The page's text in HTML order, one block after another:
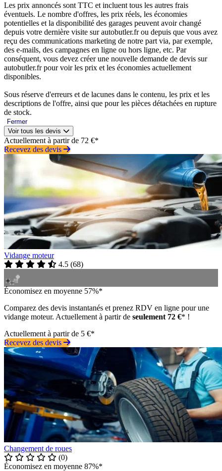
Les prix annoncés sont TTC et incluent tous les autres frais
éventuels. Le nombre d'offres, les prix réels, les économies
potentielles et la disponibilité des garages peuvent avoir changé
depuis votre dernière visite sur autobutler.fr ou depuis que vous avez
reçu des communications marketing de notre part via, par exemple,
des e-mails, des campagnes en ligne ou hors ligne, etc. Par
conséquent, vous devez créer une nouvelle demande de devis sur
autobutler.fr pour voir les prix et les économies actuellement
disponibles.
Sous réserve d'erreurs et de lacunes dans le contenu, les prix et les
descriptions de l'offre, ainsi que pour les pièces détachées en rupture
de stock.
Fermer
Voir tous les devis
Actuellement à partir de 72 €*
Recevez des devis
Vidange moteur
4.5 (68)
Économisez en moyenne 57%*
Comparez des devis instantanés et prenez RDV en ligne pour une
vidange moteur. Actuellement à partir de seulement 72 €* !
Actuellement à partir de 5 €*
Recevez des devis
Changement de roues
(0)
Économisez en moyenne 87%*